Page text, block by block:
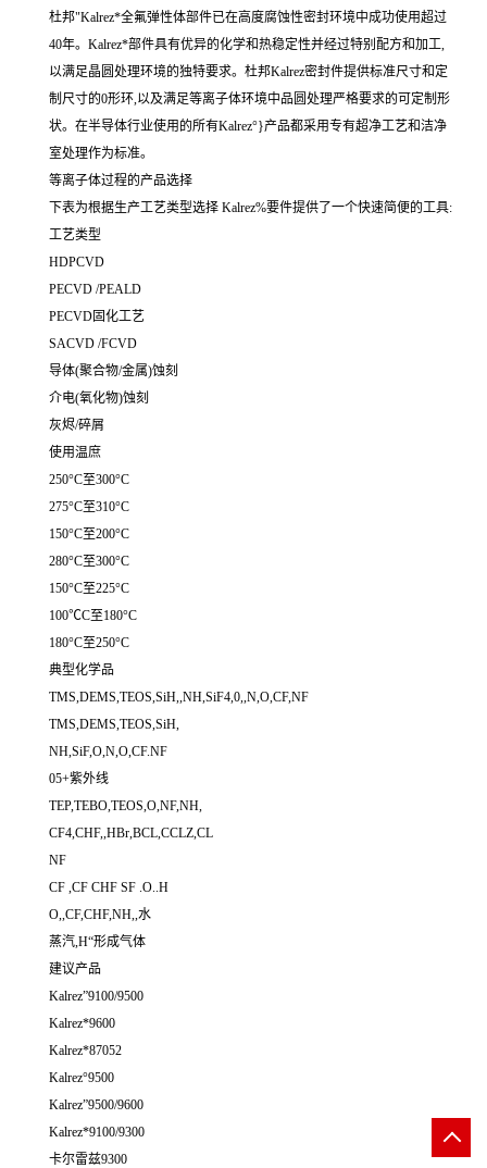
杜邦"Kalrez*全氟弹性体部件已在高度腐蚀性密封环境中成功使用超过
40年。Kalrez*部件具有优异的化学和热稳定性并经过特别配方和加工,
以满足晶圆处理环境的独特要求。杜邦Kalrez密封件提供标准尺寸和定
制尺寸的0形环,以及满足等离子体环境中品圆处理严格要求的可定制形
状。在半导体行业使用的所有Kalrez°}产品都采用专有超净工艺和洁净
室处理作为标准。
等离子体过程的产品选择
下表为根据生产工艺类型选择 Kalrez%要件提供了一个快速简便的工具:
工艺类型
HDPCVD
PECVD /PEALD
PECVD固化工艺
SACVD /FCVD
导体(聚合物/金属)蚀刻
介电(氧化物)蚀刻
灰烬/碎屑
使用温庶
250°C至300°C
275°C至310°C
150°C至200°C
280°C至300°C
150°C至225°C
100℃C至180°C
180°C至250°C
典型化学品
TMS,DEMS,TEOS,SiH,,NH,SiF4,0,,N,O,CF,NF
TMS,DEMS,TEOS,SiH,
NH,SiF,O,N,O,CF.NF
05+紫外线
TEP,TEBO,TEOS,O,NF,NH,
CF4,CHF,,HBr,BCL,CCLZ,CL
NF
CF ,CF CHF SF .O..H
O,,CF,CHF,NH,,水
蒸汽,H“形成气体
建议产品
Kalrez”9100/9500
Kalrez*9600
Kalrez*87052
Kalrez°9500
Kalrez”9500/9600
Kalrez*9100/9300
卡尔雷兹9300